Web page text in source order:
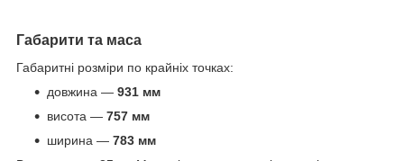
Габарити та маса
Габаритні розміри по крайніх точках:
довжина — 931 мм
висота — 757 мм
ширина — 783 мм